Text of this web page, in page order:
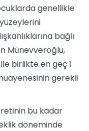
genellikle
bağlı
Münevveroğlu,
birlikte en geç 1
gerekli
bu kadar
döneminde